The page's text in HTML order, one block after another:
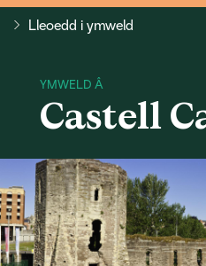
Lleoedd i ymweld
Castell